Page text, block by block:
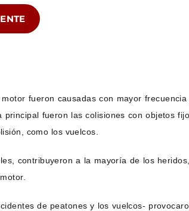
fueron causadas con mayor
fueron las colisiones con objetos
como los vuelcos.
contribuyeron a la mayoría de los
de peatones y los vuelcos-